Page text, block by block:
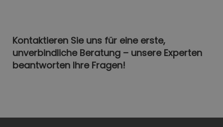
Kontaktieren Sie uns für eine erste,
unverbindliche Beratung – unsere Experten
beantworten Ihre Fragen!